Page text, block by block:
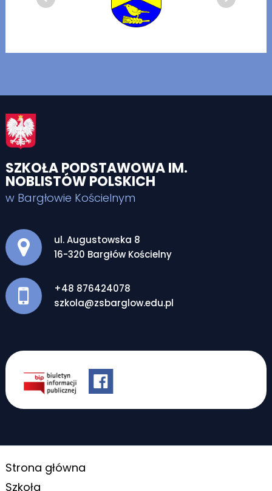
SZKOŁA PODSTAWOWA IM.
NOBLISTÓW POLSKICH
w Bargłowie Kościelnym
Adres pocztowy:
ul. Augustowska 8
16-320 Bargłów Kościelny
+48 876424078
szkola@zsbarglow.edu.pl
Strona główna
Szkoła